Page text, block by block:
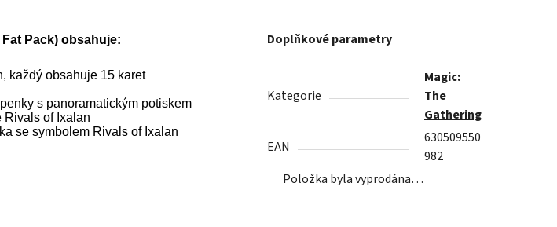
Pack) obsahuje:
každý obsahuje 15 karet
s panoramatickým potiskem
Rivals of Ixalan
se symbolem Rivals of Ixalan
Doplňkové parametry
Kategorie
Magic:
The
Gathering
EAN
630509550
982
Položka byla vyprodána…